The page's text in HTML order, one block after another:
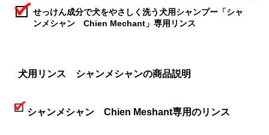
せっけん成分で犬をやさしく洗う犬用シャンプー「シャ
ンメシャン Chien Mechant」専用リンス
犬用リンス シャンメシャンの商品説明
シャンメシャン Chien Meshant専用のリンス